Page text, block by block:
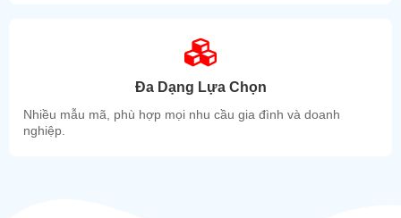
Đa Dạng Lựa Chọn
Nhiều mẫu mã, phù hợp mọi nhu cầu gia đình và doanh
nghiệp.